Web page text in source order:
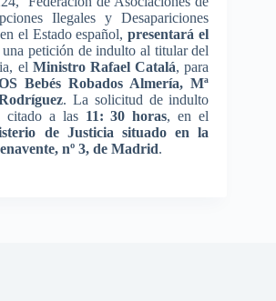
Ilegales y Desapariciones
el Estado español,presentará el
petición de indulto al titular del
el Ministro Rafael Catalá, para
Bebés Robados Almería, Mª
. La solicitud de indulto
citado a las 11: 30 horas, en el
de Justicia situado en la
nº 3, de Madrid.